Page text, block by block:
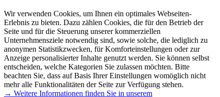
Wir verwenden Cookies, um Ihnen ein optimales Webseiten-
Erlebnis zu bieten. Dazu zählen Cookies, die für den Betrieb der
Seite und für die Steuerung unserer kommerziellen
Unternehmensziele notwendig sind, sowie solche, die lediglich zu
anonymen Statistikzwecken, für Komforteinstellungen oder zur
Anzeige personalisierter Inhalte genutzt werden. Sie können selbst
entscheiden, welche Kategorien Sie zulassen möchten. Bitte
beachten Sie, dass auf Basis Ihrer Einstellungen womöglich nicht
mehr alle Funktionalitäten der Seite zur Verfügung stehen.
→ Weitere Informationen finden Sie in unserem